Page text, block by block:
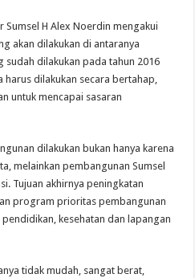
Sumsel H Alex Noerdin mengakui
akan dilakukan di antaranya
sudah dilakukan pada tahun 2016
harus dilakukan secara bertahap,
untuk mencapai sasaran
dilakukan bukan hanya karena
melainkan pembangunan Sumsel
Tujuan akhirnya peningkatan
program prioritas pembangunan
kesehatan dan lapangan
tidak mudah, sangat berat,